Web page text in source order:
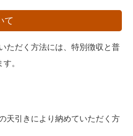
て
ただく方法には、特別徴収と普
。
天引きにより納めていただく方